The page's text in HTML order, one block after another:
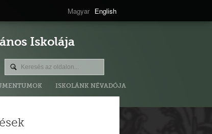
Magyar English
Iskolája
ISKOLÁNK NÉVADÓJA